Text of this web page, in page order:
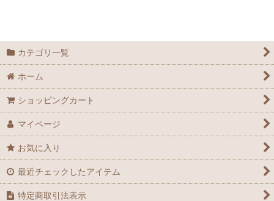
カテゴリ一覧
ホーム
ショッピングカート
マイページ
お気に入り
最近チェックしたアイテム
特定商取引法表示